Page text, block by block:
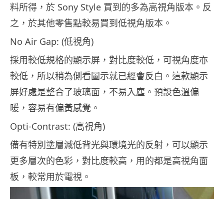
料所得，於 Sony Style 買到的多為高視角版本。反
之，於其他零售點較易買到低視角版本。
No Air Gap: (低視角)
採用較低規格的顯示屏，對比度較低，可視角度亦
較低，所以稍為側看圖示就已經會反白。這款顯示
屏好處是整合了玻璃面，不易入塵。預設色溫偏
暖，容易有偏黃感覺。
Opti-Contrast: (高視角)
備有特別塗層減低背光與環境光的反射，可以顯示
更多層次的色彩，對比度較高，用的都是高視角面
板，較常用於電視。